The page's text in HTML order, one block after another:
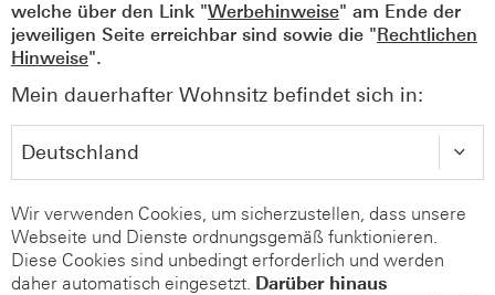
welche über den Link "Werbehinweise" am Ende der
jeweiligen Seite erreichbar sind sowie die "Rechtlichen
Hinweise".
Mein dauerhafter Wohnsitz befindet sich in:
Wir verwenden Cookies, um sicherzustellen, dass unsere
Webseite und Dienste ordnungsgemäß funktionieren.
Diese Cookies sind unbedingt erforderlich und werden
daher automatisch eingesetzt. Darüber hinaus